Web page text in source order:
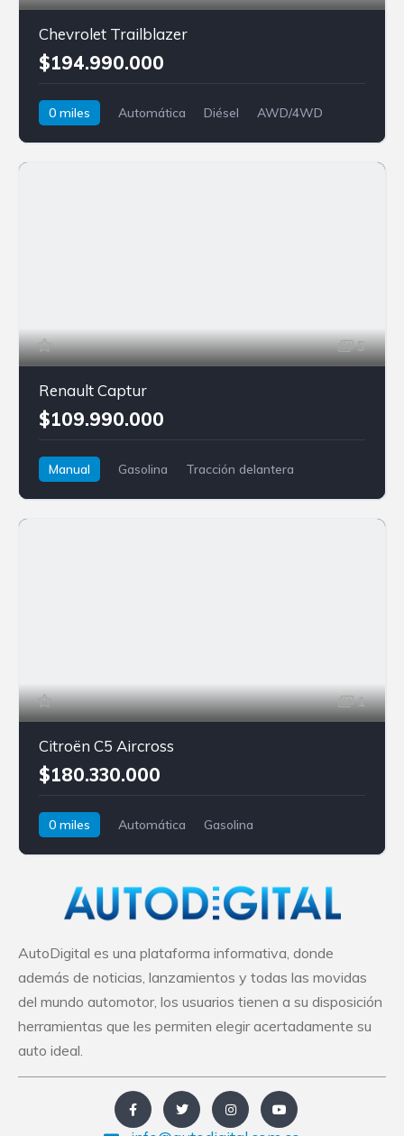
Chevrolet Trailblazer
$194.990.000
0 miles Automática Diésel
AWD/4WD
5
Renault Captur
$109.990.000
Manual Gasolina
Tracción delantera
1
Citroën C5 Aircross
$180.330.000
0 miles Automática
Gasolina
AutoDigital es una plataforma informativa, donde
además de noticias, lanzamientos y todas las movidas
del mundo automotor, los usuarios tienen a su disposición
herramientas que les permiten elegir acertadamente su
auto ideal.